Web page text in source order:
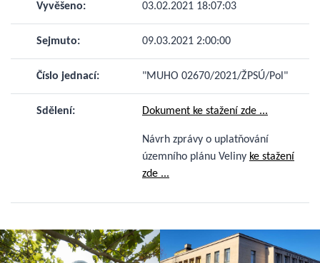
Vyvěšeno: 03.02.2021 18:07:03
Sejmuto: 09.03.2021 2:00:00
Číslo jednací: "MUHO 02670/2021/ŽPSÚ/Pol"
Sdělení: Dokument ke stažení zde ...
Návrh zprávy o uplatňování
územního plánu Veliny ke stažení
zde ...